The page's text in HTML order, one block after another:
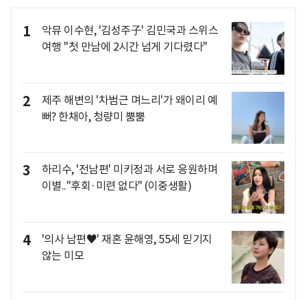
1
악뮤 이수현, '김성주子' 김민국과 스위스
여행 "첫 만남에 2시간 넘게 기다렸다"
2
제주 해변의 '차범근 며느리'가 왜이리 예
뻐? 한채아, 청량미 뿜뿜
3
하리수, '전남편' 미키정과 서로 응원하며
이별.."후회·미련 없다" (이중생활)
4
'의사 남편♥' 재혼 윤해영, 55세 믿기지
않는 미모